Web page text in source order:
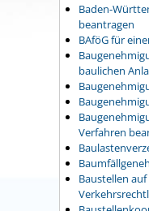
Baden-
beantragen
BAföG für
baulichen
Verfahren
Baustellen